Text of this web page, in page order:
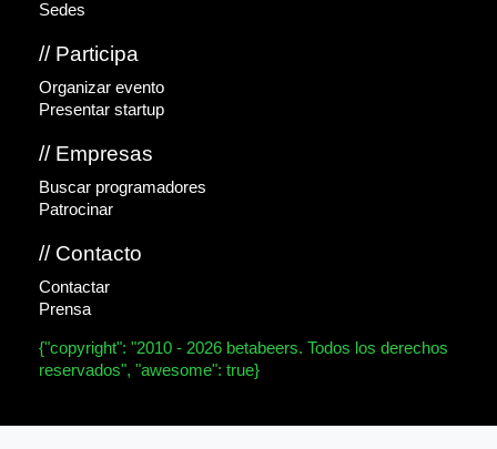
Sedes
// Participa
Organizar evento
Presentar startup
// Empresas
Buscar programadores
Patrocinar
// Contacto
Contactar
Prensa
{"copyright": "2010 - 2026 betabeers. Todos los derechos
reservados", "awesome": true}